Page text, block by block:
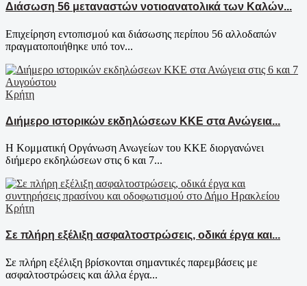
Διάσωση 56 μεταναστών νοτιοανατολικά των Καλών...
Επιχείρηση εντοπισμού και διάσωσης περίπου 56 αλλοδαπών
πραγματοποιήθηκε υπό τον...
Κρήτη
Διήμερο ιστορικών εκδηλώσεων ΚΚΕ στα Ανώγεια...
Η Κομματική Οργάνωση Ανωγείων του ΚΚΕ διοργανώνει
διήμερο εκδηλώσεων στις 6 και 7...
Κρήτη
Σε πλήρη εξέλιξη ασφαλτοστρώσεις, οδικά έργα και...
Σε πλήρη εξέλιξη βρίσκονται σημαντικές παρεμβάσεις με
ασφαλτοστρώσεις και άλλα έργα...